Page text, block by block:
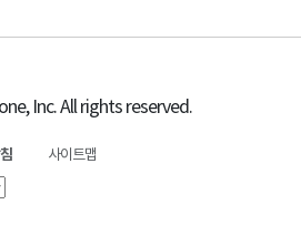
Inc. All rights reserved.
사이트맵